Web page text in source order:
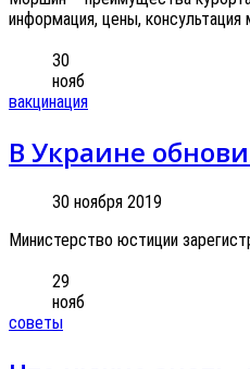
информация, цены,
30
нояб
вакцинация
В Украине
30 ноября 2019
Министерство юстиции
29
нояб
советы